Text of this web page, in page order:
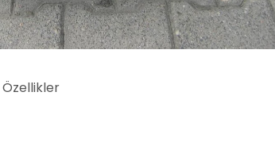
Özellikler